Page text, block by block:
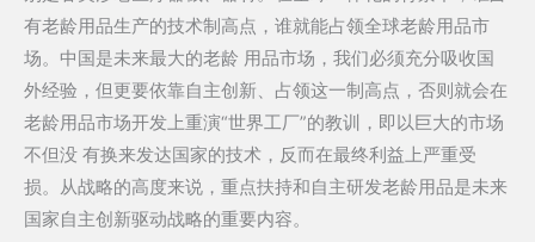
有老龄用品生产的技术制高点，谁就能占领全球老龄用品市
场。中国是未来最大的老龄 用品市场，我们必须充分吸收国
外经验，但更要依靠自主创新、占领这一制高点，否则就会在
老龄用品市场开发上重演“世界工厂”的教训，即以巨大的市场
不但没 有换来发达国家的技术，反而在最终利益上严重受
损。从战略的高度来说，重点扶持和自主研发老龄用品是未来
国家自主创新驱动战略的重要内容。